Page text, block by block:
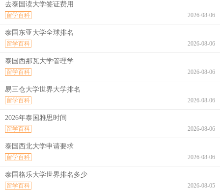
去泰国读大学签证费用
2026-08-06
留学百科
泰国东亚大学全球排名
2026-08-06
留学百科
泰国西那瓦大学管理学
2026-08-06
留学百科
易三仓大学世界大学排名
2026-08-06
留学百科
2026年泰国雅思时间
2026-08-06
留学百科
泰国西北大学申请要求
2026-08-06
留学百科
泰国格乐大学世界排名多少
2026-08-05
留学百科